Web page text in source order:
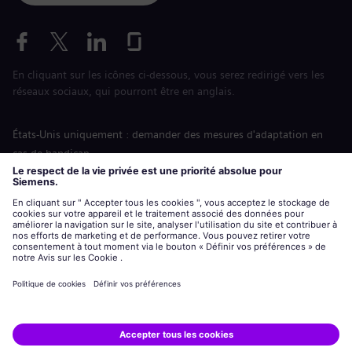
En cliquant sur les icônes ci-dessous, vous serez redirigé vers les
réseaux sociaux, qui pourront être en anglais.
États-Unis uniquement : demander des mesures d'adaptation en
cas de handicap
Labor Condition Application (Formulaire sur les conditions
siemens-energy.comSite Internet international
Informations sur l’entreprise
Avis de confidentialité
Siemens Energy est une marque déposée de Siemens AG.